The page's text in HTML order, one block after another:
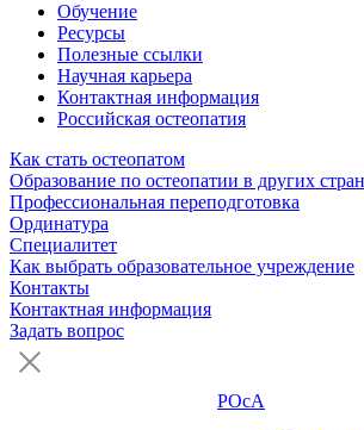
Обучение
Ресурсы
Полезные ссылки
Научная карьера
Контактная информация
Российская остеопатия
Как стать остеопатом
Образование по остеопатии в других
Профессиональная переподготовка
Ординатура
Специалитет
Как выбрать образовательное учреждение
Контакты
Контактная информация
Задать вопрос
РОсА